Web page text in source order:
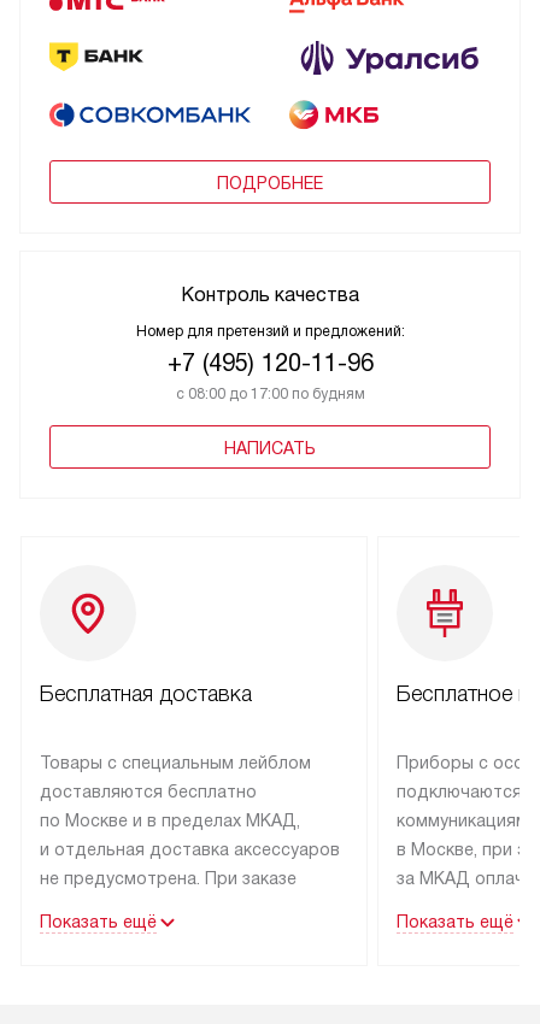
ПОДРОБНЕЕ
Контроль качества
Номер для претензий и предложений:
+7 (495) 120-11-96
с 08:00 до 17:00 по будням
НАПИСАТЬ
Бесплатная доставка
Товары с специальным лейблом
доставляются бесплатно
по Москве и в пределах МКАД,
и отдельная доставка аксессуаров
не предусмотрена. При заказе
рекомендуем обсудить
Показать ещё
Бесплатное
Приборы с
подключаются к
коммуникациям
в Москве, при
за МКАД
партнера
Показать ещё